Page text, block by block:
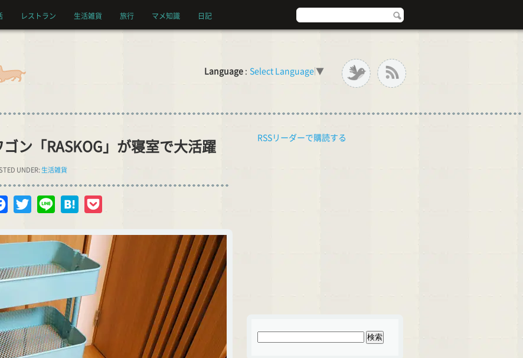
レストラン 生活雑貨 旅行 マメ知識 日記
Language : Select Language ▼
ゴン「RASKOG」が寝室で大活躍
UNDER:生活雑貨
Facebook
TwitterLine Hatena
RSSリーダーで購読する